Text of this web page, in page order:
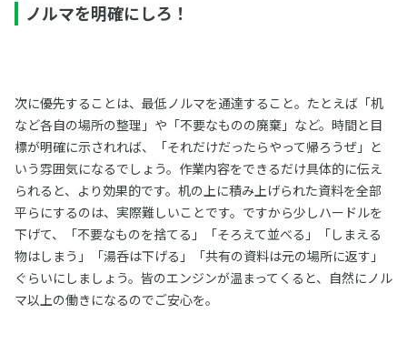
ノルマを明確にしろ！
次に優先することは、最低ノルマを通達すること。たとえば「机
など各自の場所の整理」や「不要なものの廃棄」など。時間と目
標が明確に示されれば、「それだけだったらやって帰ろうぜ」と
いう雰囲気になるでしょう。作業内容をできるだけ具体的に伝え
られると、より効果的です。机の上に積み上げられた資料を全部
平らにするのは、実際難しいことです。ですから少しハードルを
下げて、「不要なものを捨てる」「そろえて並べる」「しまえる
物はしまう」「湯呑は下げる」「共有の資料は元の場所に返す」
ぐらいにしましょう。皆のエンジンが温まってくると、自然にノル
マ以上の働きになるのでご安心を。